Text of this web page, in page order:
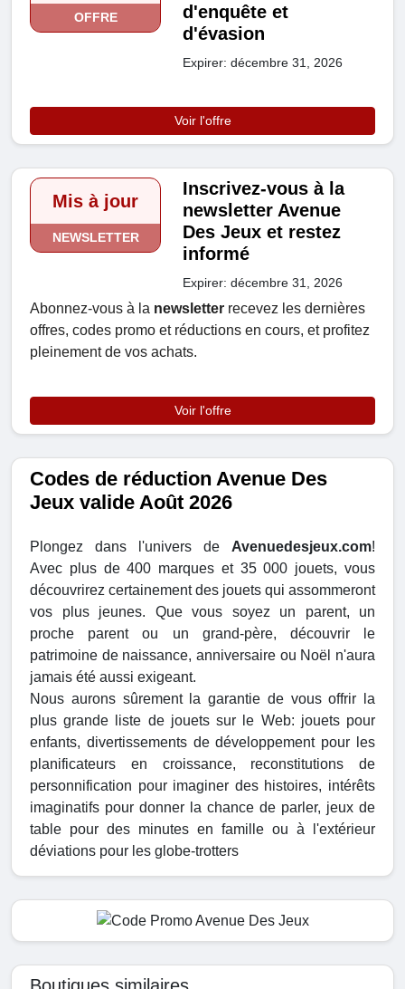
OFFRE
d'enquête et
d'évasion
Expirer: décembre 31, 2026
Voir l'offre
Mis à jour
NEWSLETTER
Inscrivez-vous à la
newsletter Avenue
Des Jeux et restez
informé
Expirer: décembre 31, 2026
Abonnez-vous à la newsletter recevez les dernières
offres, codes promo et réductions en cours, et profitez
pleinement de vos achats.
Voir l'offre
Codes de réduction Avenue Des
Jeux valide Août 2026
Plongez dans l'univers de Avenuedesjeux.com!
Avec plus de 400 marques et 35 000 jouets, vous
découvrirez certainement des jouets qui assommeront
vos plus jeunes. Que vous soyez un parent, un
proche parent ou un grand-père, découvrir le
patrimoine de naissance, anniversaire ou Noël n'aura
jamais été aussi exigeant.
Nous aurons sûrement la garantie de vous offrir la
plus grande liste de jouets sur le Web: jouets pour
enfants, divertissements de développement pour les
planificateurs en croissance, reconstitutions de
personnification pour imaginer des histoires, intérêts
imaginatifs pour donner la chance de parler, jeux de
table pour des minutes en famille ou à l'extérieur
déviations pour les globe-trotters